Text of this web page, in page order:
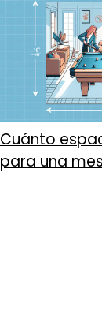
Cuánto
para una